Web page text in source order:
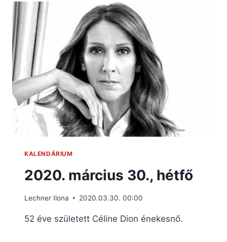
KALENDÁRIUM
2020. március 30., hétfő
Lechner Ilona 2020.03.30. 00:00
52 éve született Céline Dion énekesnő.